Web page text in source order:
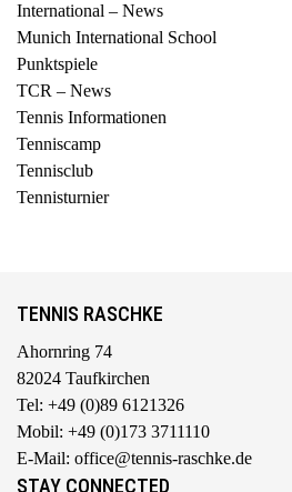
International – News
Munich International School
Punktspiele
TCR – News
Tennis Informationen
Tenniscamp
Tennisclub
Tennisturnier
TENNIS RASCHKE
Ahornring 74
82024 Taufkirchen
Tel: +49 (0)89 6121326
Mobil: +49 (0)173 3711110
E-Mail: office@tennis-raschke.de
STAY CONNECTED